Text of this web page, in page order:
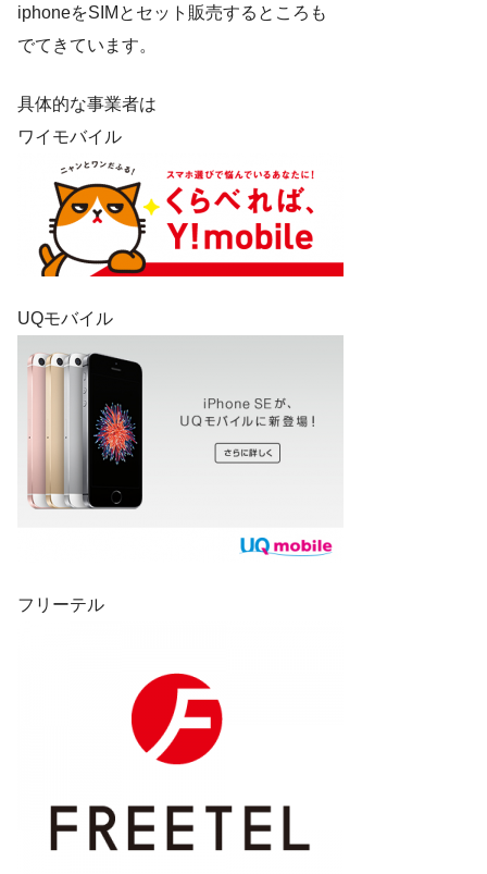
iphoneをSIMとセット販売するところも
でてきています。
具体的な事業者は
ワイモバイル
UQモバイル
フリーテル